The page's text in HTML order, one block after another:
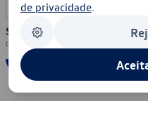
Segurança
de privacidade.